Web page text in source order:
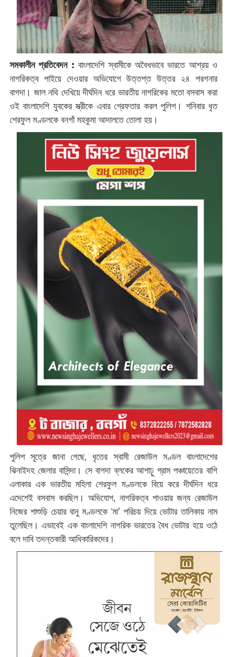
সমকালীন প্রতিবেদন : বাংলাদেশি স্বামীকে অবৈধভাবে ভারতে আশ্রয় ও
নাগরিকত্ব পাইয়ে দেওয়ার অভিযোগে উত্তপ্ত উত্তর ২৪ পরগনার
বাগদা। জাল নথি দেখিয়ে দীর্ঘদিন ধরে ভারতীয় নাগরিকের মতো বসবাস করা
ওই বাংলাদেশি যুবকের স্ত্রীকে এবার গ্রেফতার করল পুলিশ। শনিবার ধৃত
শেরফুল মণ্ডলকে বনগাঁ মহকুমা আদালতে ‌তোলা হয়।
পুলিশ সূত্রে জানা গেছে, ধৃতের স্বামী রেজাউল মণ্ডল বাংলাদেশের
ঝিনাইদহ জেলার বাসিন্দা। সে বাগদা ব্লকের আশাঢ়ু গ্রাম পঞ্চায়েতের বাগি
এলাকার এক ভারতীয় মহিলা শেরফুল মণ্ডলকে বিয়ে করে দীর্ঘদিন ধরে
এদেশেই বসবাস করছিল। অভিযোগ, নাগরিকত্ব পাওয়ার জন্য রেজাউল
নিজের শাশুড়ি চেয়ার বানু মণ্ডলকে ‘মা’ পরিচয় দিয়ে ভোটার তালিকায় নাম
তুলেছিল। এভাবেই এক বাংলাদেশি নাগরিক ভারতের বৈধ ভোটার হয়ে ওঠে
বলে দাবি তদন্তকারী আধিকারিকদের।